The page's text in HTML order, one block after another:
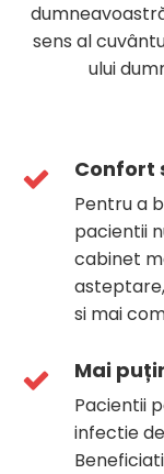
sens al
ului
Confort
Pentru a
pacientii
cabinet
si mai
Mai
Pacientii
infectie